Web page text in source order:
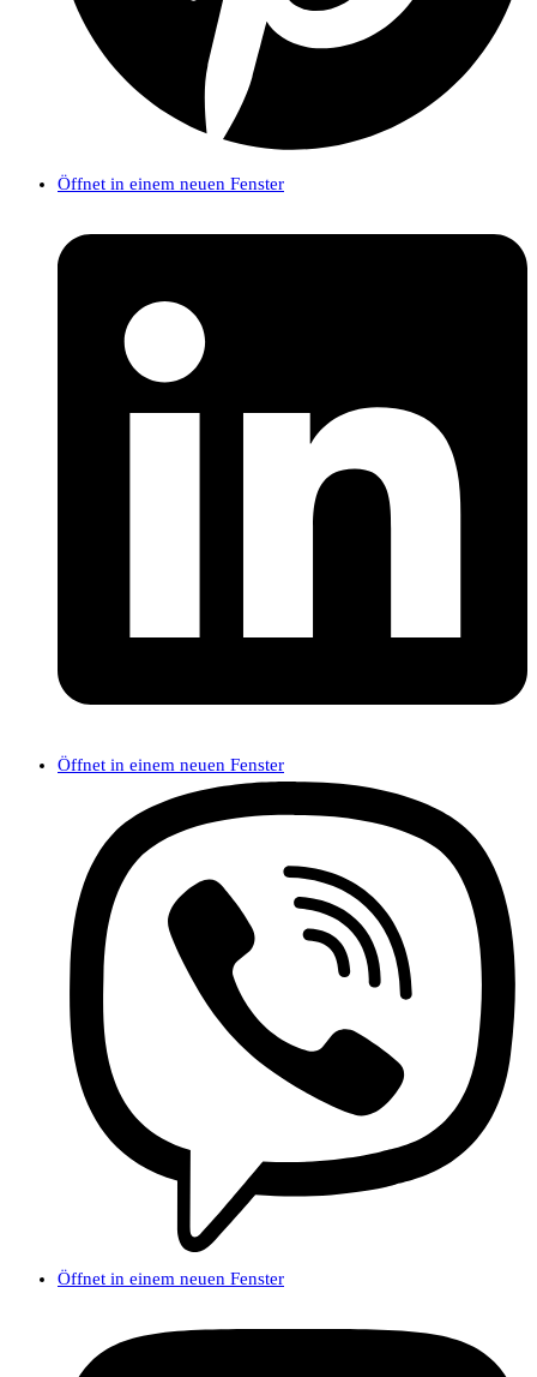
Öffnet in einem neuen Fenster
Öffnet in einem neuen Fenster
Öffnet in einem neuen Fenster